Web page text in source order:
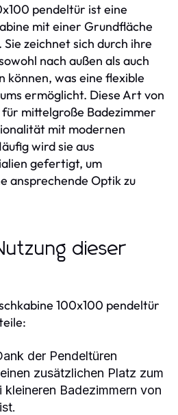
pendeltür ist eine
mit einer Grundfläche
zeichnet sich durch ihre
nach außen als auch
können, was eine flexible
ermöglicht. Diese Art von
mittelgroße Badezimmer
mit modernen
wird sie aus
gefertigt, um
ansprechende Optik zu
dieser
100x100 pendeltür
der Pendeltüren
zusätzlichen Platz zum
Badezimmern von